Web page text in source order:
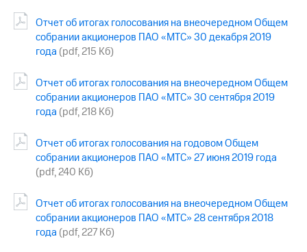
акций
Дивиденды
Рынок
облигаций
Описание
Еврооблигации-2023
Уведомление
о
именных
облигаций
Другое
Регистратор
Реквизиты
Контакты
развитие
Отчет об итогах голосования на внеочередном Общем
собрании акционеров ПАО «МТС» 30 декабря 2019
года (pdf, 215 Кб)
Отчет об итогах голосования на внеочередном Общем
собрании акционеров ПАО «МТС» 30 сентября 2019
года (pdf, 218 Кб)
Отчет об итогах голосования на годовом Общем
собрании акционеров ПАО «МТС» 27 июня 2019 года
(pdf, 240 Кб)
Отчет об итогах голосования на внеочередном Общем
собрании акционеров ПАО «МТС» 28 сентября 2018
года (pdf, 227 Кб)